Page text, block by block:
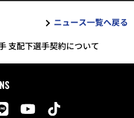
ニュース一覧へ戻る
支配下選手契約について